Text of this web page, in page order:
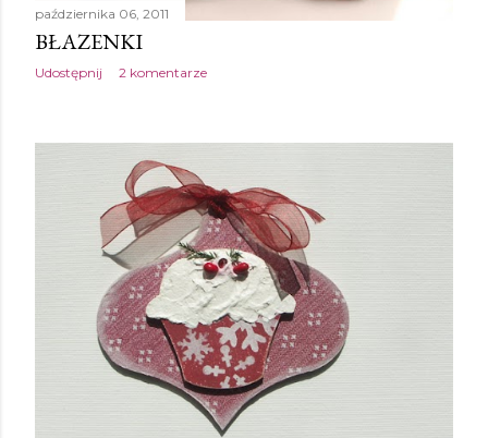
października 06, 2011
BŁAZENKI
Udostępnij 2 komentarze